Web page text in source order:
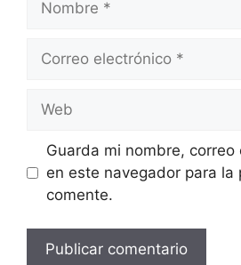
electrónico
Guarda mi nombre,
en este navegador para la
comente.